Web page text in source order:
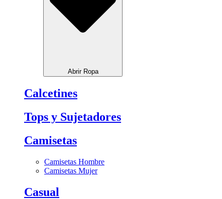
Abrir Ropa
Calcetines
Tops y Sujetadores
Camisetas
Camisetas Hombre
Camisetas Mujer
Casual